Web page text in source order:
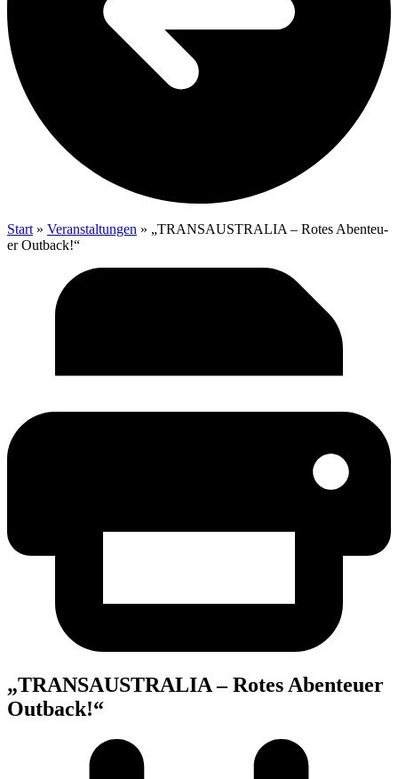
Start » Veranstaltungen » „TRAN­S­AUS­TRA­LIA – Rotes Aben­teu­
er Outback!“
„TRAN­S­AUS­TRA­LIA – Rotes Aben­teu­er
Outback!“